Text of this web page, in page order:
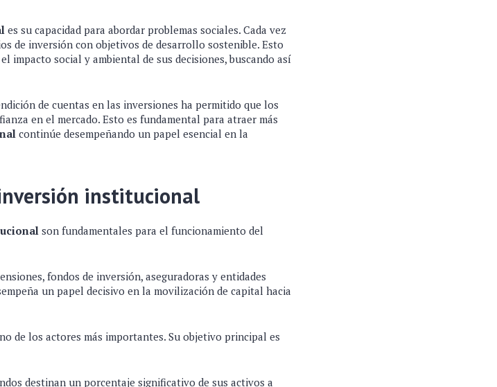
es su capacidad para abordar problemas sociales. Cada vez
de inversión con objetivos de desarrollo sostenible. Esto
impacto social y ambiental de sus decisiones, buscando así
de cuentas en las inversiones ha permitido que los
en el mercado. Esto es fundamental para atraer más
continúe desempeñando un papel esencial en la
institucional
son fundamentales para el funcionamiento del
fondos de inversión, aseguradoras y entidades
un papel decisivo en la movilización de capital hacia
de los actores más importantes. Su objetivo principal es
destinan un porcentaje significativo de sus activos a